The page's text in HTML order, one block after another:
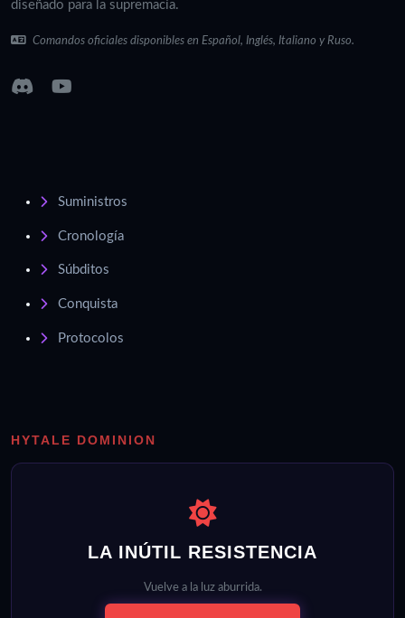
diseñado para la supremacía.
Comandos oficiales disponibles en Español, Inglés, Italiano y Ruso.
Suministros
Cronología
Súbditos
Conquista
Protocolos
HYTALE DOMINION
LA INÚTIL RESISTENCIA
Vuelve a la luz aburrida.